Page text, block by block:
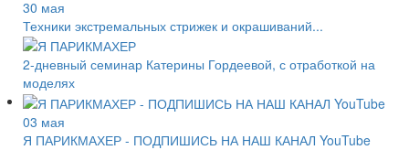
30 мая
Техники экстремальных стрижек и окрашиваний...
2-дневный семинар Катерины Гордеевой, с отработкой на
моделях
03 мая
Я ПАРИКМАХЕР - ПОДПИШИСЬ НА НАШ КАНАЛ YouTube